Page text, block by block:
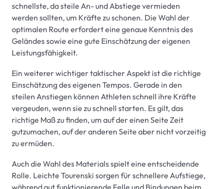
schnellste, da steile An- und Abstiege vermieden
werden sollten, um Kräfte zu schonen. Die Wahl der
optimalen Route erfordert eine genaue Kenntnis des
Geländes sowie eine gute Einschätzung der eigenen
Leistungsfähigkeit.
Ein weiterer wichtiger taktischer Aspekt ist die richtige
Einschätzung des eigenen Tempos. Gerade in den
steilen Anstiegen können Athleten schnell ihre Kräfte
vergeuden, wenn sie zu schnell starten. Es gilt, das
richtige Maß zu finden, um auf der einen Seite Zeit
gutzumachen, auf der anderen Seite aber nicht vorzeitig
zu ermüden.
Auch die Wahl des Materials spielt eine entscheidende
Rolle. Leichte Tourenski sorgen für schnellere Aufstiege,
während gut funktionierende Felle und Bindungen beim